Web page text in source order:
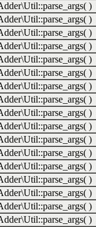
)
)
)
)
)
)
)
)
)
)
)
)
)
)
)
)
)